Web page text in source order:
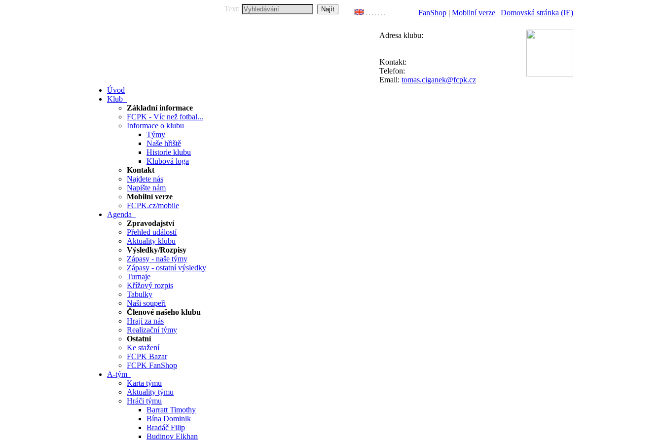
Text: FanShop | Mobilní verze | Domovská stránka (IE)
Adresa klubu:
Kontakt:
Telefon:
Email: tomas.ciganek@fcpk.cz
Úvod
Klub
Základní informace
FCPK - Víc než fotbal...
Informace o klubu
Týmy
Naše hřiště
Historie klubu
Klubová loga
Kontakt
Najdete nás
Napište nám
Mobilní verze
FCPK.cz/mobile
Agenda
Zpravodajství
Přehled událostí
Aktuality klubu
Výsledky/Rozpisy
Zápasy - naše týmy
Zápasy - ostatní výsledky
Turnaje
Křížový rozpis
Tabulky
Naši soupeři
Členové našeho klubu
Hrají za nás
Realizační týmy
Ostatní
Ke stažení
FCPK Bazar
FCPK FanShop
A-tým
Karta týmu
Aktuality týmu
Hráči týmu
Barratt Timothy
Bína Dominik
Bradáč Filip
Budinov Elkhan